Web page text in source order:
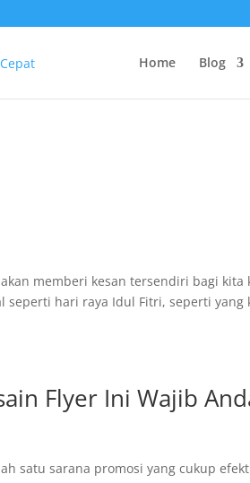
Home Blog
memberi kesan tersendiri bagi kita
hari raya Idul Fitri, seperti yang
Flyer Ini Wajib
satu sarana promosi yang cukup